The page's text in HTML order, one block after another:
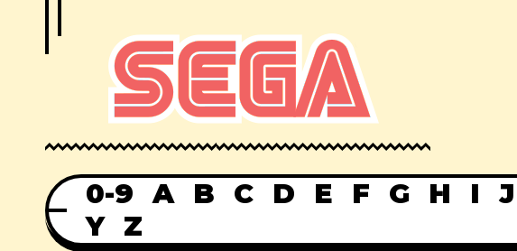
0-9 A B C D E F G H I J
Y Z